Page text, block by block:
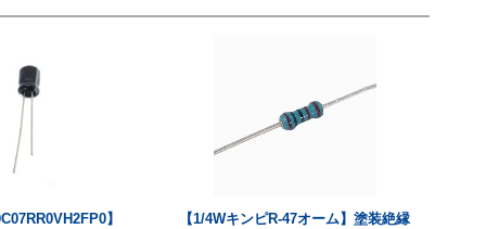
】
【1/4WキンピR-47オーム】塗装絶縁